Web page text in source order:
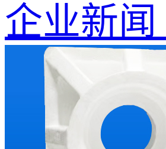
企业新闻